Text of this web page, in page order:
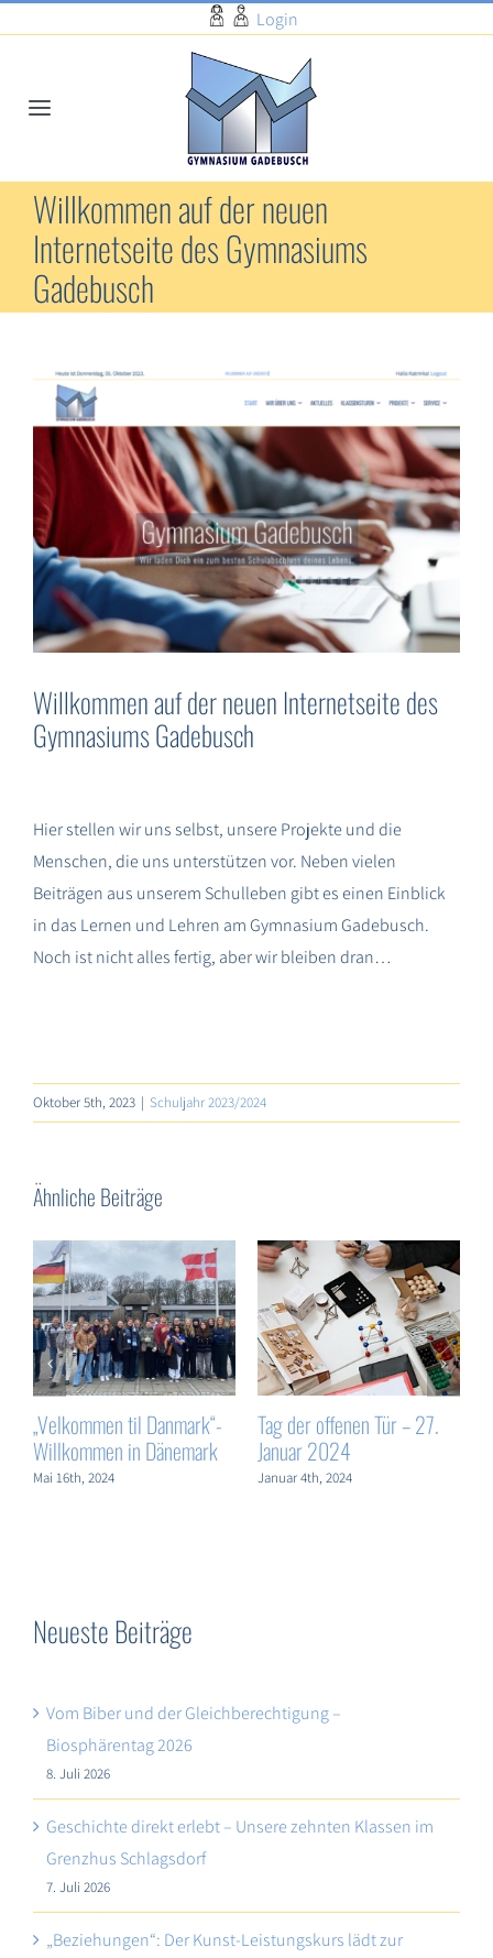
Login
Toggle
Wir über uns
Aktuelles
Klassenstufen
Projekte
SUCHE
NACH:
Willkommen auf der neuen
Internetseite des Gymnasiums
Gadebusch
Zeige
grösseres
Bild
Willkommen auf der neuen Internetseite des
Gymnasiums Gadebusch
Hier stellen wir uns selbst, unsere Projekte und die
Menschen, die uns unterstützen vor. Neben vielen
Beiträgen aus unserem Schulleben gibt es einen Einblick
in das Lernen und Lehren am Gymnasium Gadebusch.
Noch ist nicht alles fertig, aber wir bleiben dran…
Oktober 5th, 2023 | Schuljahr 2023/2024
Ähnliche Beiträge
„Velkommen til Danmark“-
Willkommen in Dänemark
Mai 16th, 2024
Tag der offenen Tür – 27.
Januar 2024
Januar 4th, 2024
Neueste Beiträge
Vom Biber und der Gleichberechtigung –
Biosphärentag 2026
8. Juli 2026
Geschichte direkt erlebt – Unsere zehnten Klassen im
Grenzhus Schlagsdorf
7. Juli 2026
„Beziehungen“: Der Kunst-Leistungskurs lädt zur